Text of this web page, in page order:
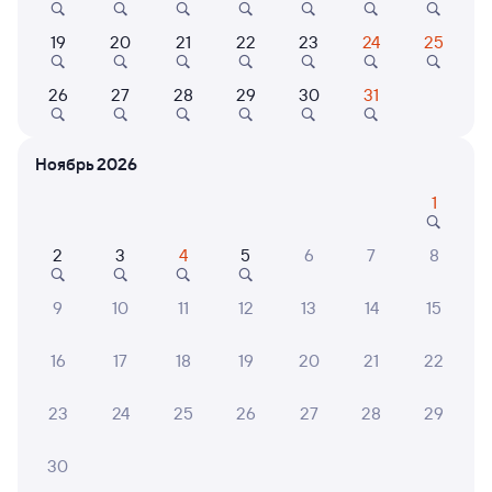
Онлайн-покупка за 4 минуты
Онлайн-возврат билетов без очереди в кассу
Выбор любимых мест на схемах вагонов
покупке
Оформление без регистрации на сайте
Что нужно, чтобы сесть в поезд?
Как поменять билет на другую дату или
на другой поезд?
Как вернуть билет?
19 20 21 22 23 24 25
26 27 28 29 30 31
Ноябрь 2026
1
2 3 4 5 6 7 8
9 10 11 12 13 14 15
16 17 18 19 20 21 22
23 24 25 26 27 28 29
30